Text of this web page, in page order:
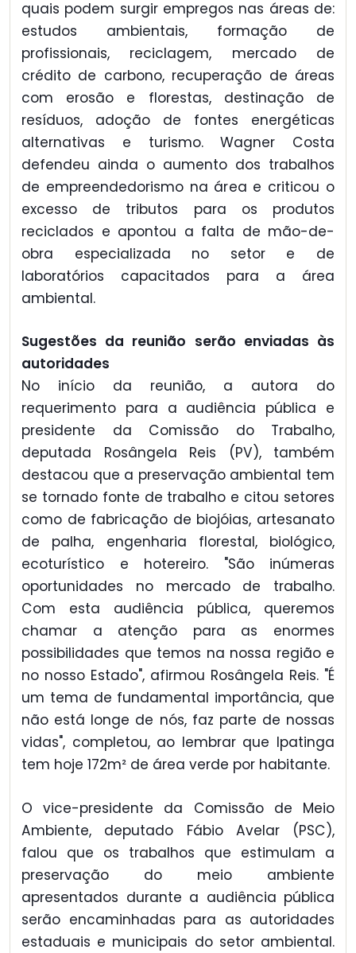
quais podem surgir empregos nas áreas de:
estudos ambientais, formação de
profissionais, reciclagem, mercado de
crédito de carbono, recuperação de áreas
com erosão e florestas, destinação de
resíduos, adoção de fontes energéticas
alternativas e turismo. Wagner Costa
defendeu ainda o aumento dos trabalhos
de empreendedorismo na área e criticou o
excesso de tributos para os produtos
reciclados e apontou a falta de mão-de-
obra especializada no setor e de
laboratórios capacitados para a área
ambiental.
Sugestões da reunião serão enviadas às
autoridades
No início da reunião, a autora do
requerimento para a audiência pública e
presidente da Comissão do Trabalho,
deputada Rosângela Reis (PV), também
destacou que a preservação ambiental tem
se tornado fonte de trabalho e citou setores
como de fabricação de biojóias, artesanato
de palha, engenharia florestal, biológico,
ecoturístico e hotereiro. "São inúmeras
oportunidades no mercado de trabalho.
Com esta audiência pública, queremos
chamar a atenção para as enormes
possibilidades que temos na nossa região e
no nosso Estado", afirmou Rosângela Reis. "É
um tema de fundamental importância, que
não está longe de nós, faz parte de nossas
vidas", completou, ao lembrar que Ipatinga
tem hoje 172m² de área verde por habitante.
O vice-presidente da Comissão de Meio
Ambiente, deputado Fábio Avelar (PSC),
falou que os trabalhos que estimulam a
preservação do meio ambiente
apresentados durante a audiência pública
serão encaminhadas para as autoridades
estaduais e municipais do setor ambiental.